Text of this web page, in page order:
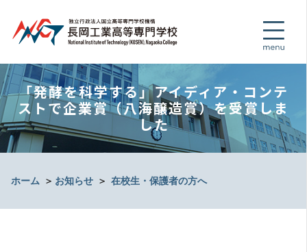
「発酵を科学する」アイディア・コンテ
ストで企業賞（八海醸造賞）を受賞しま
した
ホーム ＞ お知らせ ＞ 在校生・保護者の方へ